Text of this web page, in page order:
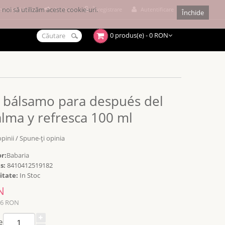
Înregistrare
cumpărături Achitare
0 produs(e) - 0 RON
bálsamo para después del
y refresca 100 ml
/Spune-ţi opinia
Babaria
8410412519182
In Stoc
RON
Închide
să utilizăm aceste cookie-uri.